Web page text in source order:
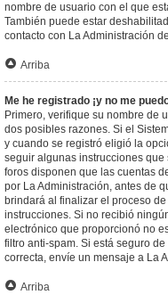
nombre de usuario con el que
También puede estar
contacto con La Administración
Arriba
Me he registrado ¡y no me
Primero, verifique su nombre de
dos posibles razones. Si el
y cuando se registró eligió la
seguir algunas instrucciones
foros disponen que las cuentas
por La Administración, antes de
brindará al finalizar el proceso
instrucciones. Si no recibió
electrónico que proporcionó no
filtro anti-spam. Si está seguro
correcta, envíe un mensaje a La
Arriba